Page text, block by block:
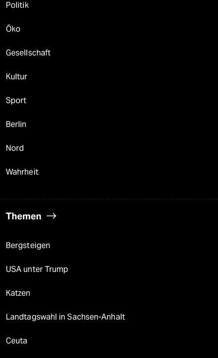
Politik
Öko
Gesellschaft
Kultur
Sport
Berlin
Nord
Wahrheit
Themen
Bergsteigen
USA unter Trump
Katzen
Landtagswahl in Sachsen-Anhalt
Ceuta